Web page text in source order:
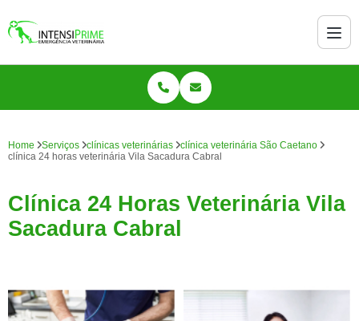
Home Serviços clínicas veterinárias
clínica veterinária São Caetano
clínica 24 horas veterinária Vila Sacadura Cabral
Clínica 24 Horas Veterinária Vila
Sacadura Cabral